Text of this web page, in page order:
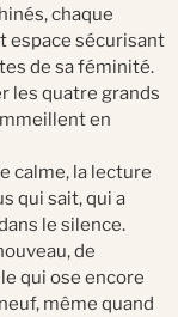
chaque
espace sécurisant
de sa féminité.
les quatre grands
en
calme, la lecture
qui sait, qui a
le silence.
de
qui ose encore
même quand